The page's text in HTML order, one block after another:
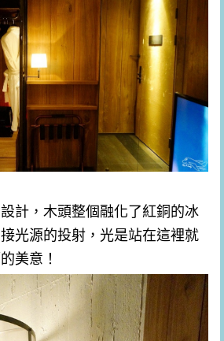
計，木頭整個融化了紅銅的冰
光源的投射，光是站在這裡就
美意！